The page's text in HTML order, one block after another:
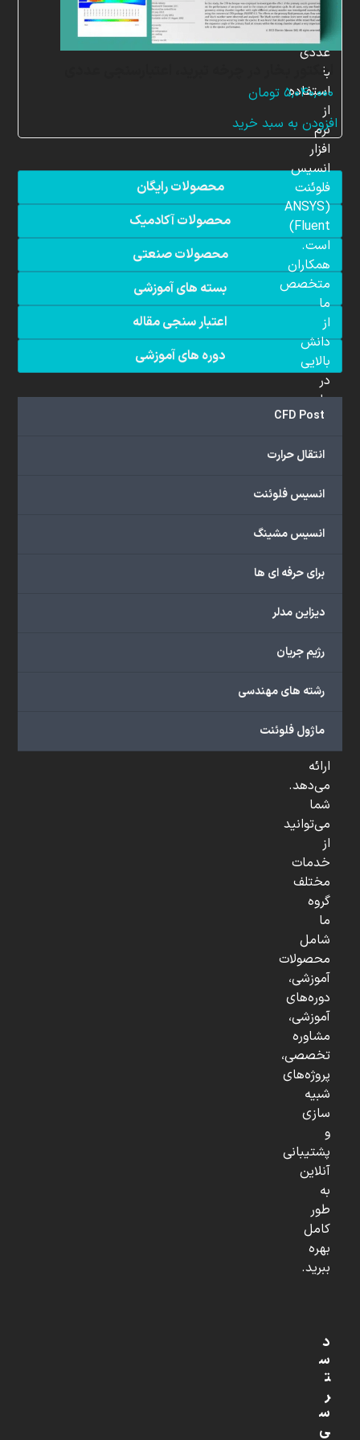
اجکتور بخار در چرخه تبرید، اعتبارسنجی عددی
۵,۰۴۰,۰۰۰ تومان
افزودن به سبد خرید
محصولات رایگان
محصولات آکادمیک
محصولات صنعتی
بسته های آموزشی
اعتبار سنجی مقاله
دوره های آموزشی
CFD Post
انتقال حرارت
انسیس فلوئنت
انسیس مشینگ
برای حرفه ای ها
دیزاین مدلر
رژیم جریان
رشته های مهندسی
ماژول فلوئنت
شبیه
سازی
عددی
با
استفاده
از
نرم
افزار
انسیس
فلوئنت
(ANSYS
Fluent)
است.
همکاران
متخصص
ما
از
دانش
بالایی
در
علم
دینامیک
محاسباتی
برخوردار
مجموعه
خدمات
را
اهداف
پژوهشی،
و
...
ارائه
می‌دهد.
شما
می‌توانید
از
خدمات
مختلف
گروه
ما
شامل
محصولات
آموزشی،
دوره‌های
آموزشی،
مشاوره
تخصصی،
پروژه‌های
شبیه
سازی
و
پشتیبانی
آنلاین
به
طور
کامل
بهره
ببرید.
د
س
ت
ر
س
ی